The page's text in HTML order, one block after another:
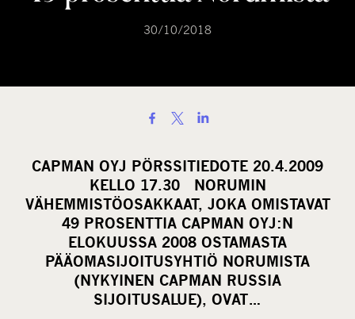
30/10/2018
a
r
e
o
n
s
o
c
CAPMAN OYJ PÖRSSITIEDOTE 20.4.2009
KELLO 17.30 NORUMIN
VÄHEMMISTÖOSAKKAAT, JOKA OMISTAVAT
49 PROSENTTIA CAPMAN OYJ:N
ELOKUUSSA 2008 OSTAMASTA
PÄÄOMASIJOITUSYHTIÖ NORUMISTA
(NYKYINEN CAPMAN RUSSIA
SIJOITUSALUE), OVAT…